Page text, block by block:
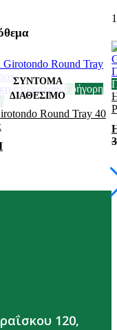
στο καλάθι
Γρήγορη
Round Tray 40
120,